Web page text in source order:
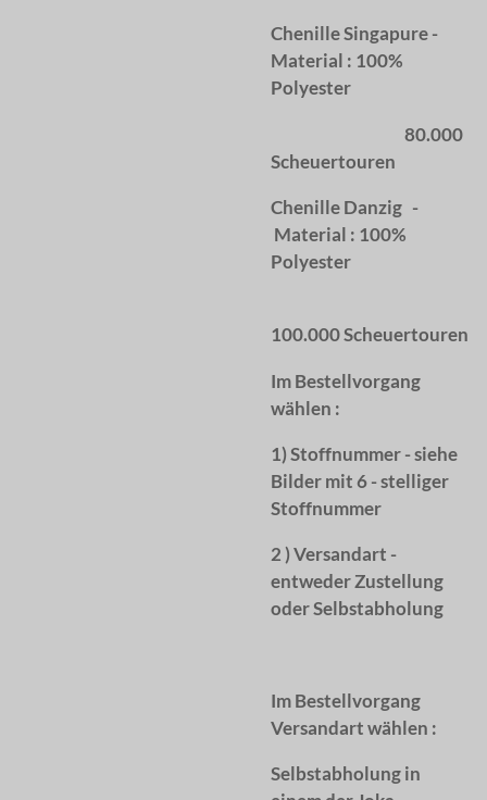
Chenille Singapure -
Material : 100%
Polyester
80.000
Scheuertouren
Chenille Danzig -
Material : 100%
Polyester
100.000 Scheuertouren
Im Bestellvorgang
wählen :
1) Stoffnummer - siehe
Bilder mit 6 - stelliger
Stoffnummer
2 ) Versandart -
entweder Zustellung
oder Selbstabholung
Im Bestellvorgang
Versandart wählen :
Selbstabholung in